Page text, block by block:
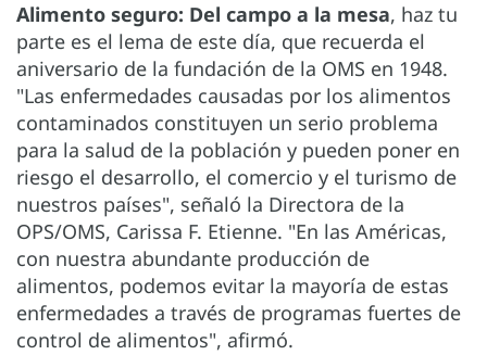
Alimento seguro: Del campo a la mesa, haz tu
parte es el lema de este día, que recuerda el
aniversario de la fundación de la OMS en 1948.
"Las enfermedades causadas por los alimentos
contaminados constituyen un serio problema
para la salud de la población y pueden poner en
riesgo el desarrollo, el comercio y el turismo de
nuestros países", señaló la Directora de la
OPS/OMS, Carissa F. Etienne. "En las Américas,
con nuestra abundante producción de
alimentos, podemos evitar la mayoría de estas
enfermedades a través de programas fuertes de
control de alimentos", afirmó.